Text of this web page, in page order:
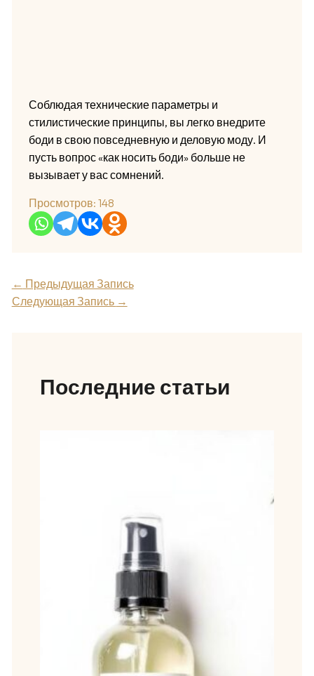
Соблюдая технические параметры и
стилистические принципы, вы легко внедрите
боди в свою повседневную и деловую моду. И
пусть вопрос «как носить боди» больше не
вызывает у вас сомнений.
Просмотров: 148
← Предыдущая Запись
Следующая Запись →
Последние статьи